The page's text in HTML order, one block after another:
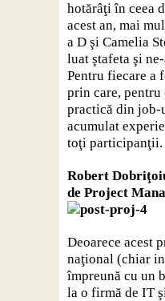
hotărâţi în ceea
acest an, mai
a D şi Camelia
luat ştafeta şi
Pentru fiecare a
prin care,
practică din job-
acumulat
toţi participanţii.
Robert
de Project
Deoarece acest
naţional (chiar
împreună cu un
la o firmă de IT